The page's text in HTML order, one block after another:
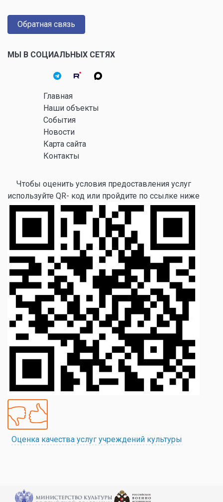
Обратная связь
МЫ В СОЦИАЛЬНЫХ СЕТЯХ
Главная
Наши объекты
События
Новости
Карта сайта
Контакты
Чтобы оценить условия предоставления услуг
используйте QR- код или пройдите по ссылке ниже
Оценка качества услуг учреждений культуры